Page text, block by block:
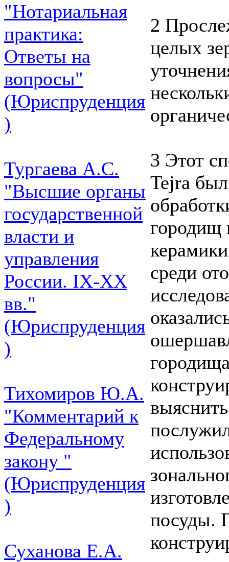
"Нотариальная
практика:
Ответы на
вопросы"
(Юриспруденция
)
Тургаева А.С.
"Высшие органы
государственной
власти и
управления
России. IХ-ХХ
вв."
(Юриспруденция
)
Тихомиров Ю.А.
"Комментарий к
Федеральному
закону "
(Юриспруденция
)
Суханова Е.А.
2
целых
3 Этот
Tejra
городищ
среди
посуды.